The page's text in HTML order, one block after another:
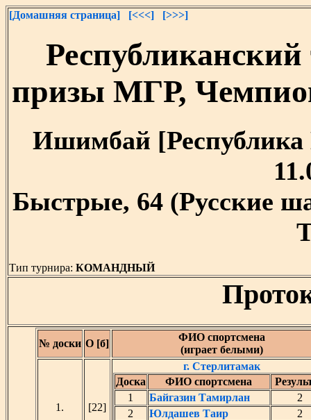
[Домашняя страница] [<<<] [>>>]
призы МГР,
Ишимбай [Республика
Быстрые, 64 (Русские
Тип турнира: КОМАНДНЫЙ
№ доски О [б]
ФИО спортсмена
(играет белыми)
1. [22]
г. Стерлитамак
Доска
ФИО спортсмена
1
Байгазин Тамирлан
2
2
Юлдашев Таир
2